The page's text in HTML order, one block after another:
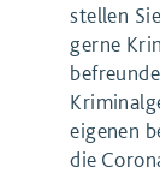
stellen
gerne
eigenen
die